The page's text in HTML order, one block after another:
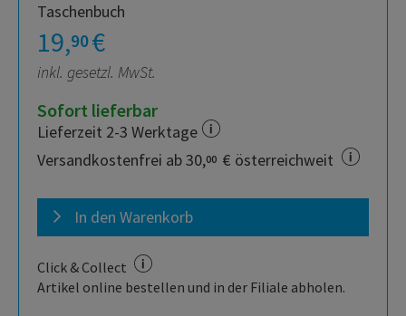
Taschenbuch
19,90€
inkl. gesetzl. MwSt.
Sofort lieferbar
Lieferzeit 2-3 Werktage
Versandkostenfrei ab 30,00 € österreichweit
In den Warenkorb
Click & Collect
Artikel online bestellen und in der Filiale abholen.